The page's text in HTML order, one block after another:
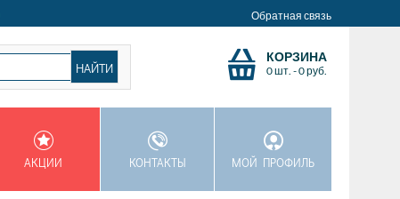
Обратная связь
КОРЗИНА
0 шт. -0руб.
АКЦИИ КОНТАКТЫ МОЙ ПРОФИЛЬ